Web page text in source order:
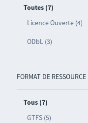
Toutes (7)
Licence Ouverte (4)
ODbL (3)
FORMAT DE RESSOURCE
Tous (7)
GTFS (5)